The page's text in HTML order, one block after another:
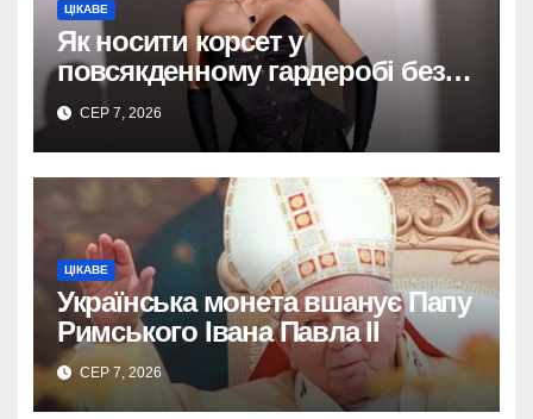
ЦІКАВЕ
Як носити корсет у
повсякденному гардеробі без
надмірної театральності
СЕР 7, 2026
ЦІКАВЕ
Українська монета вшанує Папу
Римського Івана Павла II
СЕР 7, 2026